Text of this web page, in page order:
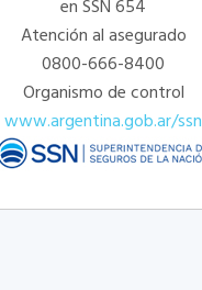
en SSN 654
Atención al asegurado
0800-666-8400
Organismo de control
www.argentina.gob.ar/ssn